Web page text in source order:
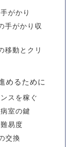
がかり
手がかり収
移動とクリ
めるために
スを稼ぐ
室の鍵
易度
交換